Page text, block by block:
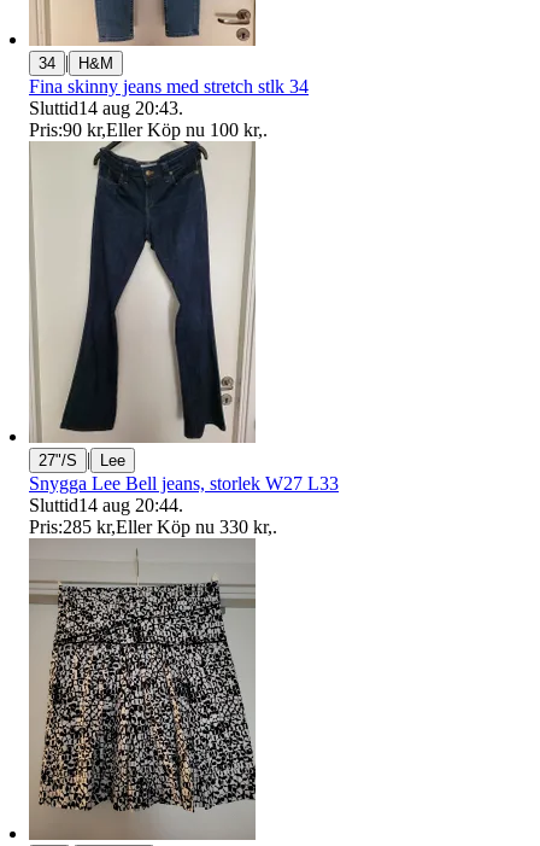
34 | H&M
Fina skinny jeans med stretch stlk 34
Sluttid14 aug 20:43.
Pris:90 kr,Eller Köp nu 100 kr,.
27"/S | Lee
Snygga Lee Bell jeans, storlek W27 L33
Sluttid14 aug 20:44.
Pris:285 kr,Eller Köp nu 330 kr,.